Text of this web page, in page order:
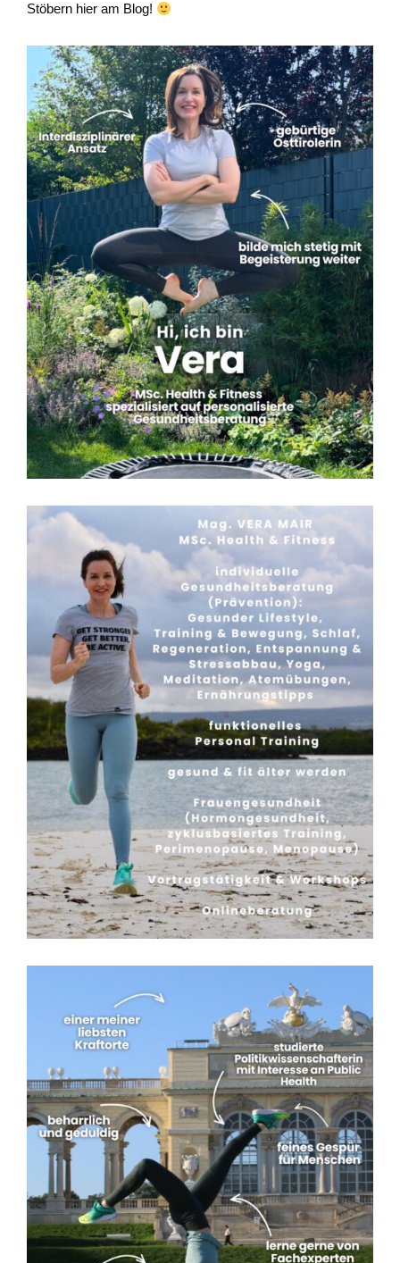
Stöbern hier am Blog!